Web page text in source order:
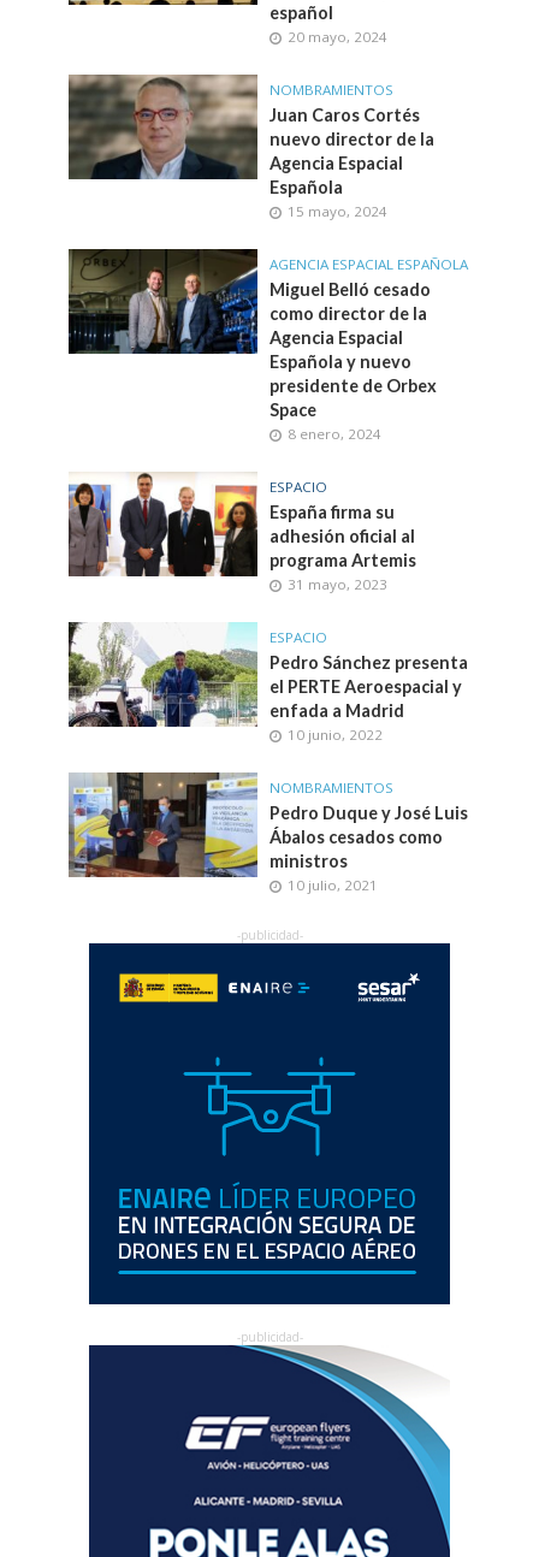
español
20 mayo, 2024
NOMBRAMIENTOS
Juan Caros Cortés
nuevo director de la
Agencia Espacial
Española
15 mayo, 2024
AGENCIA ESPACIAL ESPAÑOLA
Miguel Belló cesado
como director de la
Agencia Espacial
Española y nuevo
presidente de Orbex
Space
8 enero, 2024
ESPACIO
España firma su
adhesión oficial al
programa Artemis
31 mayo, 2023
ESPACIO
Pedro Sánchez presenta
el PERTE Aeroespacial y
enfada a Madrid
10 junio, 2022
NOMBRAMIENTOS
Pedro Duque y José Luis
Ábalos cesados como
ministros
10 julio, 2021